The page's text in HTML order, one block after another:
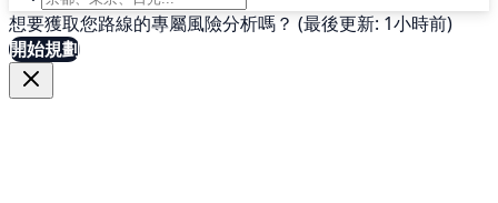
想要獲取您路線的專屬風險分析嗎？ (最後更新: 1小時前)
開始規劃